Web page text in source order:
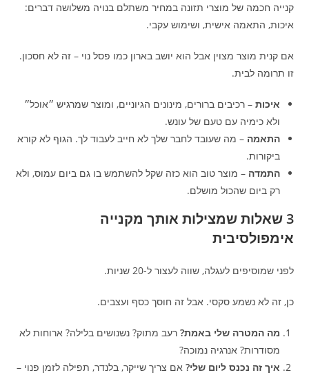
קנייה חכמה של מוצרי תזונה במחיר משתלם בנויה משלושה דברים:
איכות, התאמה אישית, ושימוש עקבי.
אם קנית מוצר מצוין אבל הוא יושב בארון כמו פסל נוי – זה לא חסכון.
זו תרומה לבית.
איכות – רכיבים ברורים, מינונים הגיוניים, ומוצר שמרגיש ״אוכל״
ולא כימיה עם טעם של עונש.
התאמה – מה שעובד לחבר שלך לא חייב לעבוד לך. הגוף לא קורא
ביקורות.
התמדה – מוצר טוב הוא כזה שקל להשתמש בו גם ביום עמוס, ולא
רק ביום שהכול מושלם.
3 שאלות שמצילות אותך מקנייה
אימפולסיבית
לפני שמוסיפים לעגלה, שווה לעצור ל-20 שניות.
כן, זה לא נשמע סקסי. אבל זה חוסך כסף ועצבים.
מה המטרה שלי באמת? רעב מתוק? נשנושים בלילה? ארוחות לא
מסודרות? אנרגיה נמוכה?
איך זה נכנס ליום שלי? אם צריך שייקר, בלנדר, תפילה לזמן פנוי –